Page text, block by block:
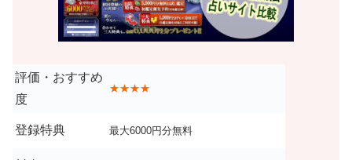
評価・おすすめ
度
★★★★
登録特典 最大6000円分無料